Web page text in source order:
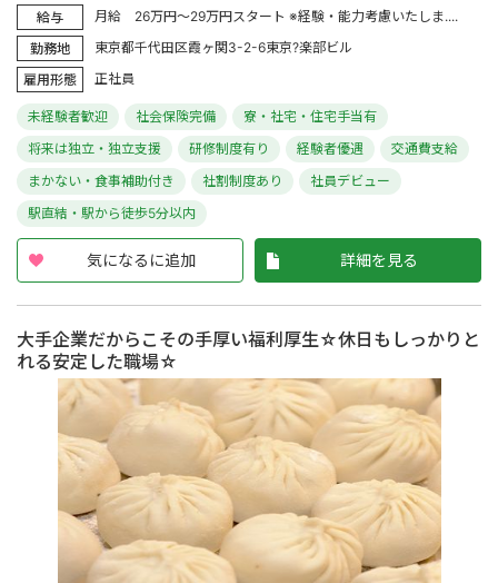
給与
月給 26万円～29万円スタート ※経験・能力考慮いたしま....
勤務地
東京都千代田区霞ヶ関3-2-6東京?楽部ビル
雇用形態
正社員
未経験者歓迎 社会保険完備
寮・社宅・住宅手当有
将来は独立・独立支援
研修制度有り 経験者優遇
交通費支給
まかない・食事補助付き
社割制度あり
社員デビュー
駅直結・駅から徒歩5分以内
気になるに追加 詳細を見る
大手企業だからこその手厚い福利厚生☆休日もしっかりと
れる安定した職場☆